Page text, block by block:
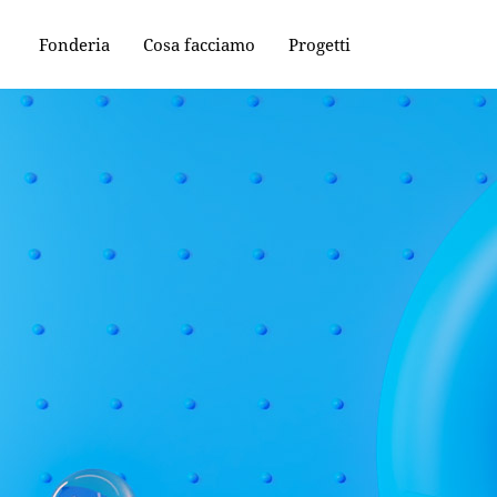
Fonderia Cosa facciamo Progetti